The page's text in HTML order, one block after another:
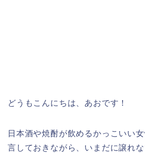
どうもこんにちは、あおです！
日本酒や焼酎が飲めるかっこいい
言しておきながら、いまだに譲れ